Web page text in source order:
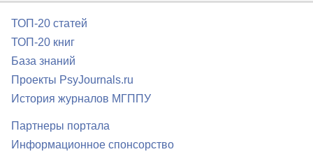
ТОП-20 статей
ТОП-20 книг
База знаний
Проекты PsyJournals.ru
История журналов МГППУ
Партнеры портала
Информационное спонсорство